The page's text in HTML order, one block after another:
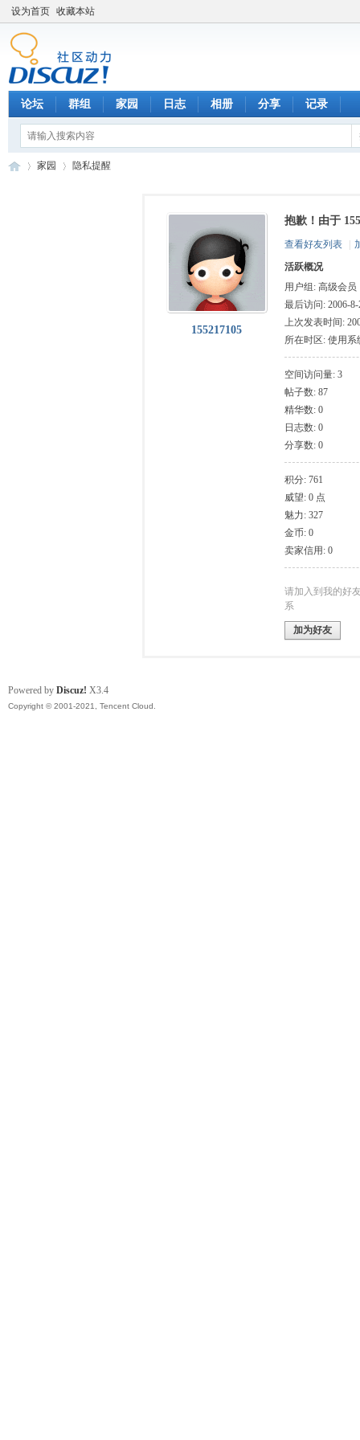
设为首页 收藏本站
论坛 群组 家园 日志 相册 分享 记录
家园 隐私提醒
155217105
抱歉！由于
查看好友列表
活跃概况
用户组: 高级会员
最后访问: 2006-8-
上次发表时间:
所在时区: 使用系
空间访问量: 3
帖子数: 87
精华数: 0
日志数: 0
分享数: 0
积分: 761
威望: 0 点
魅力: 327
金币: 0
卖家信用: 0
请加入到我的好
系
加为好友
Powered by Discuz! X3.4
Copyright © 2001-2021, Tencent Cloud.